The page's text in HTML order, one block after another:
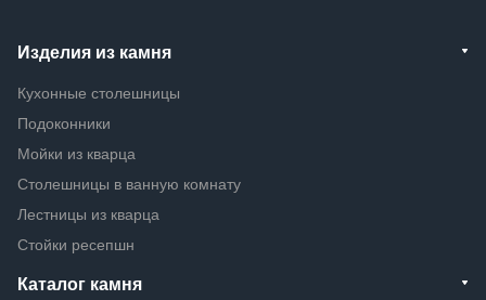
Изделия из камня
Кухонные столешницы
Подоконники
Мойки из кварца
Столешницы в ванную комнату
Лестницы из кварца
Стойки ресепшн
Каталог камня